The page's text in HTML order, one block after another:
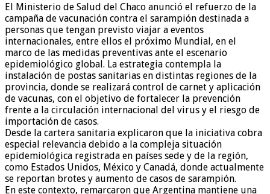
El Ministerio de Salud del Chaco anunció el refuerzo de la
campaña de vacunación contra el sarampión destinada a
personas que tengan previsto viajar a eventos
internacionales, entre ellos el próximo Mundial, en el
marco de las medidas preventivas ante el escenario
epidemiológico global. La estrategia contempla la
instalación de postas sanitarias en distintas regiones de la
provincia, donde se realizará control de carnet y aplicación
de vacunas, con el objetivo de fortalecer la prevención
frente a la circulación internacional del virus y el riesgo de
importación de casos.
Desde la cartera sanitaria explicaron que la iniciativa cobra
especial relevancia debido a la compleja situación
epidemiológica registrada en países sede y de la región,
como Estados Unidos, México y Canadá, donde actualmente
se reportan brotes y aumento de casos de sarampión.
En este contexto, remarcaron que Argentina mantiene una